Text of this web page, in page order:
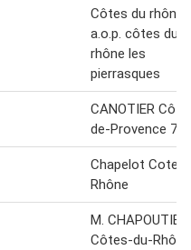
Côtes du rhône
a.o.p. côtes du
rhône les
pierrasques
CANOTIER
de-Provence 75
Chapelot Cotes
Rhône
M. CHAPOUTIER
Côtes-du-Rhône